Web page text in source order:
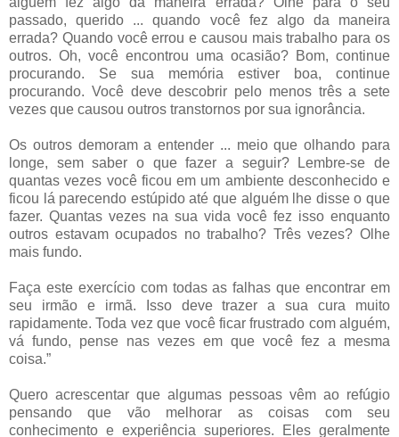
passado, querido ... quando você fez algo da maneira
errada? Quando você errou e causou mais trabalho para os
outros. Oh, você encontrou uma ocasião? Bom, continue
procurando. Se sua memória estiver boa, continue
procurando. Você deve descobrir pelo menos três a sete
vezes que causou outros transtornos por sua ignorância.
Os outros demoram a entender ... meio que olhando para
longe, sem saber o que fazer a seguir? Lembre-se de
quantas vezes você ficou em um ambiente desconhecido e
ficou lá parecendo estúpido até que alguém lhe disse o que
fazer. Quantas vezes na sua vida você fez isso enquanto
outros estavam ocupados no trabalho? Três vezes? Olhe
mais fundo.
Faça este exercício com todas as falhas que encontrar em
seu irmão e irmã. Isso deve trazer a sua cura muito
rapidamente. Toda vez que você ficar frustrado com alguém,
vá fundo, pense nas vezes em que você fez a mesma
coisa.”
Quero acrescentar que algumas pessoas vêm ao refúgio
pensando que vão melhorar as coisas com seu
conhecimento e experiência superiores. Eles geralmente